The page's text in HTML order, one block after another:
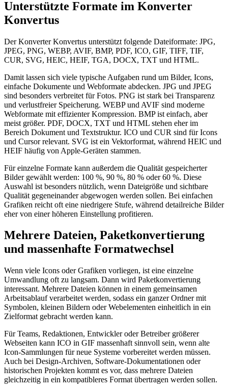
Unterstützte Formate im Konverter
Konvertus
Der Konverter Konvertus unterstützt folgende Dateiformate: JPG,
JPEG, PNG, WEBP, AVIF, BMP, PDF, ICO, GIF, TIFF, TIF,
CUR, SVG, HEIC, HEIF, TGA, DOCX, TXT und HTML.
Damit lassen sich viele typische Aufgaben rund um Bilder, Icons,
einfache Dokumente und Webformate abdecken. JPG und JPEG
sind besonders verbreitet für Fotos. PNG ist stark bei Transparenz
und verlustfreier Speicherung. WEBP und AVIF sind moderne
Webformate mit effizienter Kompression. BMP ist einfach, aber
meist größer. PDF, DOCX, TXT und HTML stehen eher im
Bereich Dokument und Textstruktur. ICO und CUR sind für Icons
und Cursor relevant. SVG ist ein Vektorformat, während HEIC und
HEIF häufig von Apple-Geräten stammen.
Für einzelne Formate kann außerdem die Qualität gespeicherter
Bilder gewählt werden: 100 %, 90 %, 80 % oder 60 %. Diese
Auswahl ist besonders nützlich, wenn Dateigröße und sichtbare
Qualität gegeneinander abgewogen werden sollen. Bei einfachen
Grafiken reicht oft eine niedrigere Stufe, während detailreiche Bilder
eher von einer höheren Einstellung profitieren.
Mehrere Dateien, Paketkonvertierung
und massenhafte Formatwechsel
Wenn viele Icons oder Grafiken vorliegen, ist eine einzelne
Umwandlung oft zu langsam. Dann wird Paketkonvertierung
interessant. Mehrere Dateien können in einem gemeinsamen
Arbeitsablauf verarbeitet werden, sodass ein ganzer Ordner mit
Symbolen, kleinen Bildern oder Webelementen einheitlich in ein
Zielformat gebracht werden kann.
Für Teams, Redaktionen, Entwickler oder Betreiber größerer
Webseiten kann ICO in GIF massenhaft sinnvoll sein, wenn alte
Icon-Sammlungen für neue Systeme vorbereitet werden müssen.
Auch bei Design-Archiven, Software-Dokumentationen oder
historischen Projekten kommt es vor, dass mehrere Dateien
gleichzeitig in ein kompatibleres Format übertragen werden sollen.